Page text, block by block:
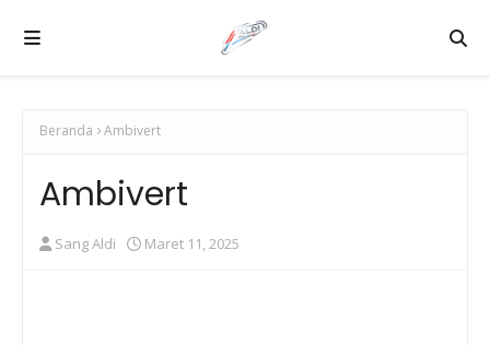
Beranda Ambivert
Ambivert
Sang Aldi Maret 11, 2025